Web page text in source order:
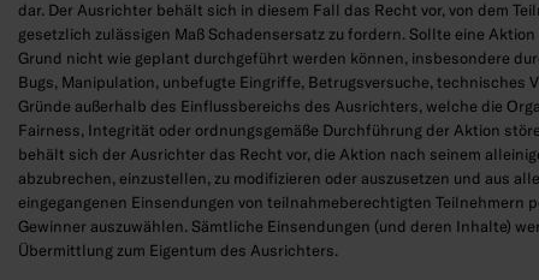
dar. Der Ausrichter behält sich in diesem Fall das Recht vor, von dem
gesetzlich zulässigen Maß Schadensersatz zu fordern. Sollte eine
Grund nicht wie geplant durchgeführt werden können, insbesondere
Bugs, Manipulation, unbefugte Eingriffe, Betrugsversuche, technisches
Gründe außerhalb des Einflussbereichs des Ausrichters, welche die
Fairness, Integrität oder ordnungsgemäße Durchführung der Aktion
behält sich der Ausrichter das Recht vor, die Aktion nach seinem
abzubrechen, einzustellen, zu modifizieren oder auszusetzen und aus
eingegangenen Einsendungen von teilnahmeberechtigten Teilnehmern
Gewinner auszuwählen. Sämtliche Einsendungen (und deren Inhalte)
Übermittlung zum Eigentum des Ausrichters.